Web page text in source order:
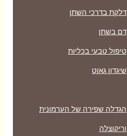
דלקת בדרכי השתן
דם בשתן
טיפול טבעי בכליות
שיגדון גאוט
הגדלה שפירה של הערמונית
וריקוצלה